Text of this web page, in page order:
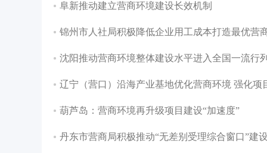
阜新推动建立营商环境建设长效机制
锦州市人社局积极降低企业用工成本打造最优营
沈阳推动营商环境整体建设水平进入全国一流行
辽宁（营口）沿海产业基地优化营商环境 强化项
葫芦岛：营商环境再升级项目建设“加速度”
丹东市营商局积极推动“无差别受理综合窗口”建